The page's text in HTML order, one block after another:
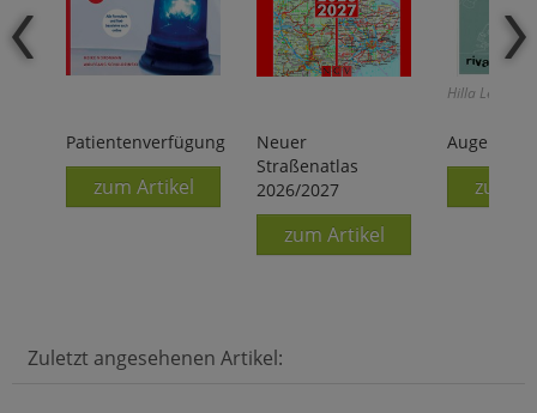
Patientenverfügung
zum Artikel
Neuer
Straßenatlas
2026/2027
zum Artikel
Hilla Lemon:
zum
Zuletzt angesehenen Artikel: